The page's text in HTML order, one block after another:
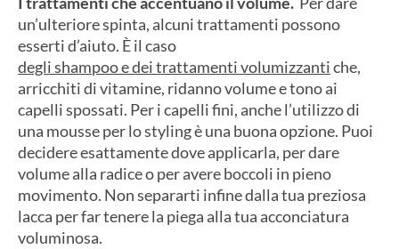
un’ulteriore spinta, alcuni trattamenti possono
esserti d’aiuto. È il caso
degli shampoo e dei trattamenti volumizzantiche,
arricchiti di vitamine, ridanno volume e tono ai
capelli spossati. Per i capelli fini, anche l’utilizzo di
una mousse per lo styling è una buona opzione. Puoi
decidere esattamente dove applicarla, per dare
volume alla radice o per avere boccoli in pieno
movimento. Non separarti infine dalla tua preziosa
lacca per far tenere la piega alla tua acconciatura
voluminosa.